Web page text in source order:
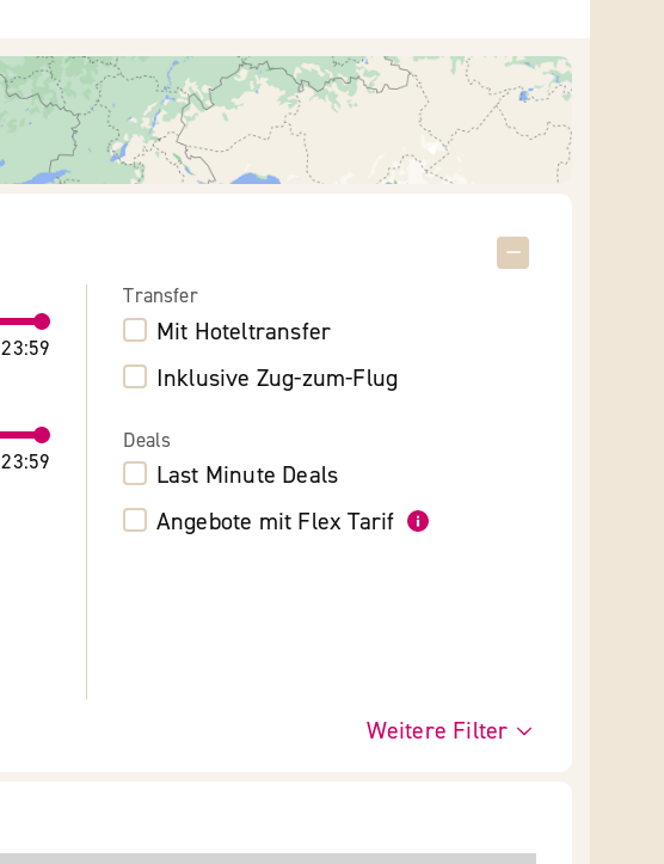
23:59
23:59
Transfer
Mit Hoteltransfer
Inklusive Zug-zum-Flug
Deals
Last Minute Deals
Angebote mit Flex Tarif
Weitere Filter